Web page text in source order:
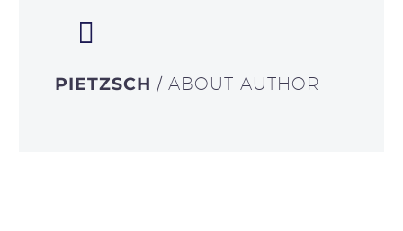
PIETZSCH / ABOUT AUTHOR